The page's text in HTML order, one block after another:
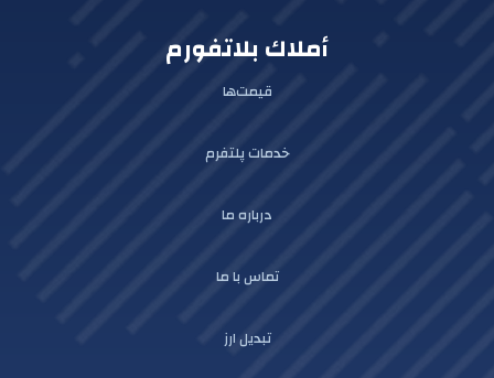
أملاك بلاتفورم
قیمت‌ها
خدمات پلتفرم
درباره ما
تماس با ما
تبدیل ارز